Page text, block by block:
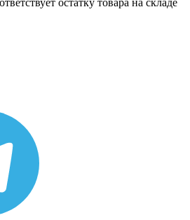
остатку товара на складе